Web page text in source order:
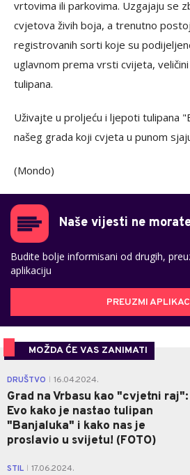
vrtovima ili parkovima. Uzgajaju se
cvjetova živih boja, a trenutno
registrovanih sorti koje su
uglavnom prema vrsti cvijeta,
tulipana.
Uživajte u proljeću i ljepoti tulipana
našeg grada koji cvjeta u punom
(Mondo)
Naše vijesti ne
Budite bolje informisani od drugih,
aplikaciju
PREUZMI
MOŽDA ĆE VAS ZANIMATI
DRUŠTVO 16.04.2024.
Grad na Vrbasu kao "cvjetni raj":
Evo kako je nastao tulipan
"Banjaluka" i kako nas je
proslavio u svijetu! (FOTO)
STIL 17.06.2024.